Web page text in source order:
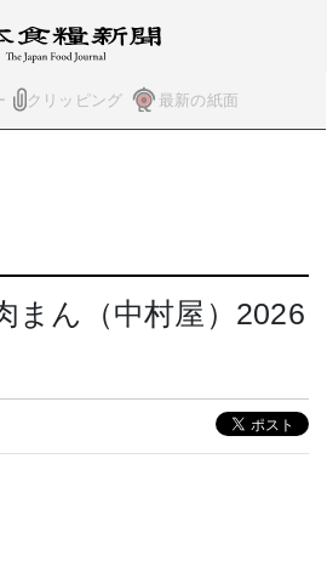
クリッピング 最新の紙面
まん（中村屋）2026